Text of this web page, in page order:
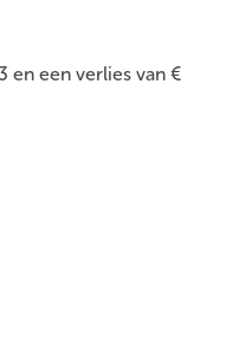
en een verlies van €